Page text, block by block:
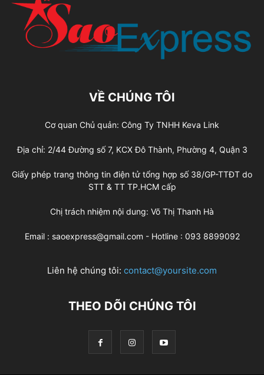
VỀ CHÚNG TÔI
Cơ quan Chủ quản: Công Ty TNHH Keva Link
Địa chỉ: 2/44 Đường số 7, KCX Đô Thành, Phường 4, Quận 3
Giấy phép trang thông tin điện tử tổng hợp số 38/GP-TTĐT do
STT & TT TP.HCM cấp
Chị trách nhiệm nội dung: Võ Thị Thanh Hà
Email : saoexpress@gmail.com - Hotline : 093 8899092
Liên hệ chúng tôi: contact@yoursite.com
THEO DÕI CHÚNG TÔI